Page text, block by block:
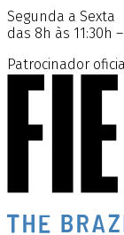
Segunda a Sexta
das 8h às 11:30h
Patrocinador